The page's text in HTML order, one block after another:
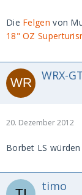
Die Felgen von
18" OZ
WRX-
20. Dezember 2012
Borbet LS
timo